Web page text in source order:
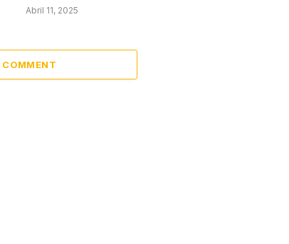
Abril 11, 2025
COMMENT